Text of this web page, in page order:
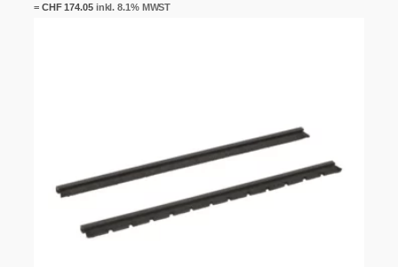
= CHF174.05inkl. 8.1% MWST